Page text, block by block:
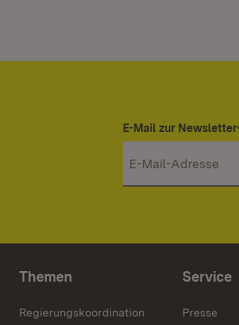
E-Mail zur
Themen
Regierungskoordination
Service
Presse